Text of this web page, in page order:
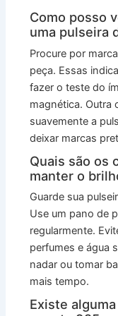
Como posso
uma pulseira
Procure por
peça. Essas
fazer o teste do
magnética. Outra
suavemente a
deixar marcas
Quais são os
manter o
Guarde sua
Use um pano de
regularmente.
perfumes e água
nadar ou tomar
mais tempo.
Existe